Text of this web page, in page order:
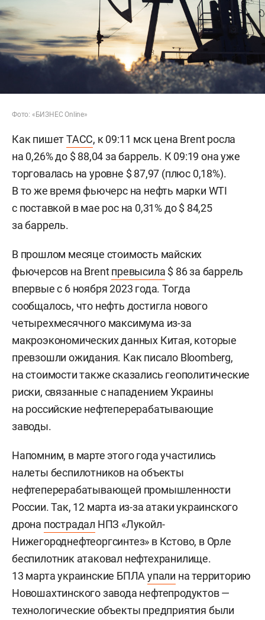
Фото: «БИЗНЕС Online»
Как пишетТАСС, к 09:11 мск цена Brent росла
на 0,26% до $ 88,04 за баррель. К 09:19 она уже
торговалась на уровне $ 87,97 (плюс 0,18%).
В то же время фьючерс на нефть марки WTI
с поставкой в мае рос на 0,31% до $ 84,25
за баррель.
В прошлом месяце стоимость майских
фьючерсов на Brentпревысила $ 86 за баррель
впервые с 6 ноября 2023 года. Тогда
сообщалось, что нефть достигла нового
четырехмесячного максимума из-за
макроэкономических данных Китая, которые
превзошли ожидания. Как писало Bloomberg,
на стоимости также сказались геополитические
риски, связанные с нападением Украины
на российские нефтеперерабатывающие
заводы.
Напомним, в марте этого года участились
налеты беспилотников на объекты
нефтеперерабатывающей промышленности
России. Так, 12 марта из-за атаки украинского
дрона пострадал НПЗ «Лукойл-
Нижегороднефтеоргсинтез» в Кстово, в Орле
беспилотник атаковал нефтехранилище.
13 марта украинские БПЛАупали на территорию
Новошахтинского завода нефтепродуктов —
технологические объекты предприятия были